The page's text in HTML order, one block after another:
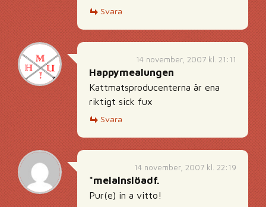
Svara
14 november, 2007 kl. 21:11
Happymealungen
Kattmatsproducenterna är ena
riktigt sick fux
Svara
14 november, 2007 kl. 22:19
*melalnslöadf.
Pur(e) in a vitto!